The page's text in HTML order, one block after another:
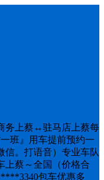
务上蔡↔️驻马店上蔡每
班』用车提前预约一
信。打语音）专业车队
上蔡～全国（价格合
包车优惠多